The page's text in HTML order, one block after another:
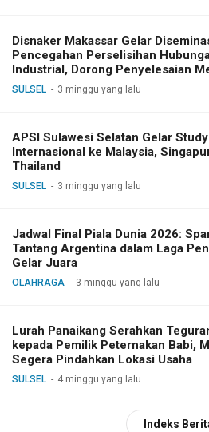
Disnaker Makassar Gelar
Pencegahan Perselisihan
Industrial, Dorong Penyelesaian
Dialog
SULSEL 3 minggu yang lalu
APSI Sulawesi Selatan Gelar
Internasional ke Malaysia,
Thailand
SULSEL 3 minggu yang lalu
Jadwal Final Piala Dunia 2026:
Tantang Argentina dalam Laga
Gelar Juara
OLAHRAGA 3 minggu yang lalu
Lurah Panaikang Serahkan
kepada Pemilik Peternakan Babi,
Segera Pindahkan Lokasi Usaha
SULSEL 4 minggu yang lalu
Indeks